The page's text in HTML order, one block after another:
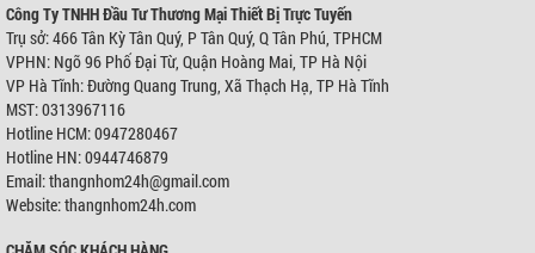
Công Ty TNHH Đầu Tư Thương Mại Thiết Bị Trực Tuyến
Trụ sở: 466 Tân Kỳ Tân Quý, P Tân Quý, Q Tân Phú, TPHCM
VPHN: Ngõ 96 Phố Đại Từ, Quận Hoàng Mai, TP Hà Nội
VP Hà Tĩnh: Đường Quang Trung, Xã Thạch Hạ, TP Hà Tĩnh
MST: 0313967116
Hotline HCM: 0947280467
Hotline HN: 0944746879
Email: thangnhom24h@gmail.com
Website: thangnhom24h.com